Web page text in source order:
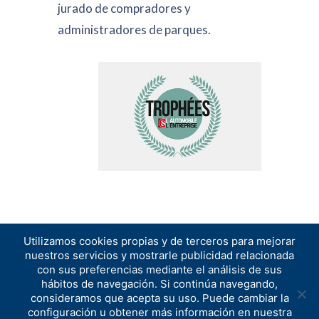
jurado de compradores y
administradores de parques.
Utilizamos cookies propias y de terceros para mejorar
nuestros servicios y mostrarle publicidad relacionada
con sus preferencias mediante el análisis de sus
hábitos de navegación. Si continúa navegando,
consideramos que acepta su uso. Puede cambiar la
configuración u obtener más información en nuestra